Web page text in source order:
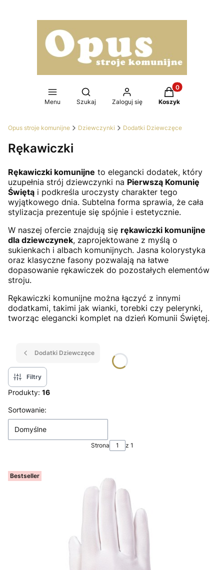
Menu
Otwórz wyszukiwarkę
Szukaj Zaloguj się
Produkty w
Koszyk
Opus stroje komunijne Dziewczynki Dodatki Dziewczęce
Rękawiczki
Rękawiczki komunijne to elegancki dodatek, który
uzupełnia strój dziewczynki na Pierwszą Komunię
Świętą i podkreśla uroczysty charakter tego
wyjątkowego dnia. Subtelna forma sprawia, że cała
stylizacja prezentuje się spójnie i estetycznie.
W naszej ofercie znajdują się rękawiczki komunijne
dla dziewczynek, zaprojektowane z myślą o
sukienkach i albach komunijnych. Jasna kolorystyka
oraz klasyczne fasony pozwalają na łatwe
dopasowanie rękawiczek do pozostałych elementów
stroju.
Rękawiczki komunijne można łączyć z innymi
dodatkami, takimi jak wianki, torebki czy pelerynki,
tworząc elegancki komplet na dzień Komunii Świętej.
Dodatki Dziewczęce
Filtry
Produkty: 16
Lista produktów
Sortowanie:
Domyślne
Strona z 1
Bestseller